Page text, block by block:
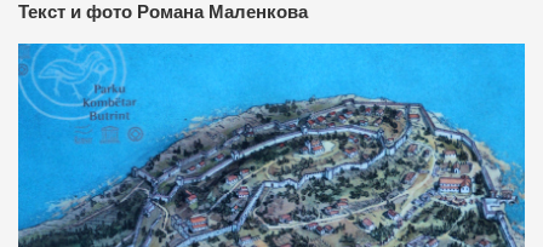
Текст и фото Романа Маленкова